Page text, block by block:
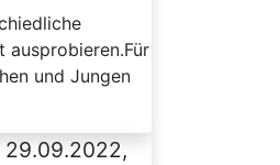
ausprobieren.Für
und Jungen
29.09.2022,